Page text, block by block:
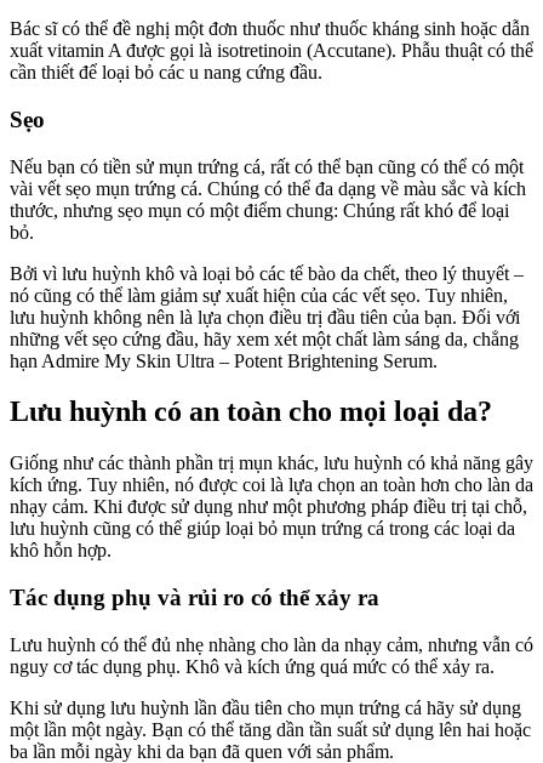
Bác sĩ có thể đề nghị một đơn thuốc như thuốc kháng sinh hoặc dẫn
xuất vitamin A được gọi là isotretinoin (Accutane). Phẫu thuật có thể
cần thiết để loại bỏ các u nang cứng đầu.
Sẹo
Nếu bạn có tiền sử mụn trứng cá, rất có thể bạn cũng có thể có một
vài vết sẹo mụn trứng cá. Chúng có thể đa dạng về màu sắc và kích
thước, nhưng sẹo mụn có một điểm chung: Chúng rất khó để loại
bỏ.
Bởi vì lưu huỳnh khô và loại bỏ các tế bào da chết, theo lý thuyết –
nó cũng có thể làm giảm sự xuất hiện của các vết sẹo. Tuy nhiên,
lưu huỳnh không nên là lựa chọn điều trị đầu tiên của bạn. Đối với
những vết sẹo cứng đầu, hãy xem xét một chất làm sáng da, chẳng
hạn Admire My Skin Ultra – Potent Brightening Serum.
Lưu huỳnh có an toàn cho mọi loại da?
Giống như các thành phần trị mụn khác, lưu huỳnh có khả năng gây
kích ứng. Tuy nhiên, nó được coi là lựa chọn an toàn hơn cho làn da
nhạy cảm. Khi được sử dụng như một phương pháp điều trị tại chỗ,
lưu huỳnh cũng có thể giúp loại bỏ mụn trứng cá trong các loại da
khô hỗn hợp.
Tác dụng phụ và rủi ro có thể xảy ra
Lưu huỳnh có thể đủ nhẹ nhàng cho làn da nhạy cảm, nhưng vẫn có
nguy cơ tác dụng phụ. Khô và kích ứng quá mức có thể xảy ra.
Khi sử dụng lưu huỳnh lần đầu tiên cho mụn trứng cá hãy sử dụng
một lần một ngày. Bạn có thể tăng dần tần suất sử dụng lên hai hoặc
ba lần mỗi ngày khi da bạn đã quen với sản phẩm.